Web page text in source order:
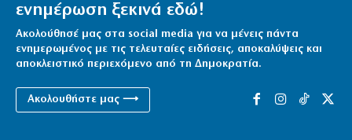
ενημέρωση ξεκινά εδώ!
Ακολούθησέ μας στα social media για να μένεις πάντα
ενημερωμένος με τις τελευταίες ειδήσεις, αποκαλύψεις και
αποκλειστικό περιεχόμενο από τη Δημοκρατία.
Ακολουθήστε μας ⟶